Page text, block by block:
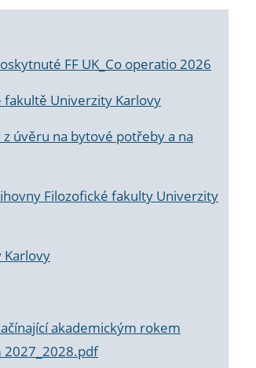
FF UK_Co operatio 2026
fakultě Univerzity Karlovy
úvěru na bytové potřeby a na
Filozofické fakulty Univerzity
Karlovy
akademickým rokem
2027_2028.pdf